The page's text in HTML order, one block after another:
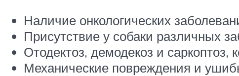
Наличие онкологических
Присутствие у собаки различных
Отодектоз, демодекоз и саркоптоз,
Механические повреждения и